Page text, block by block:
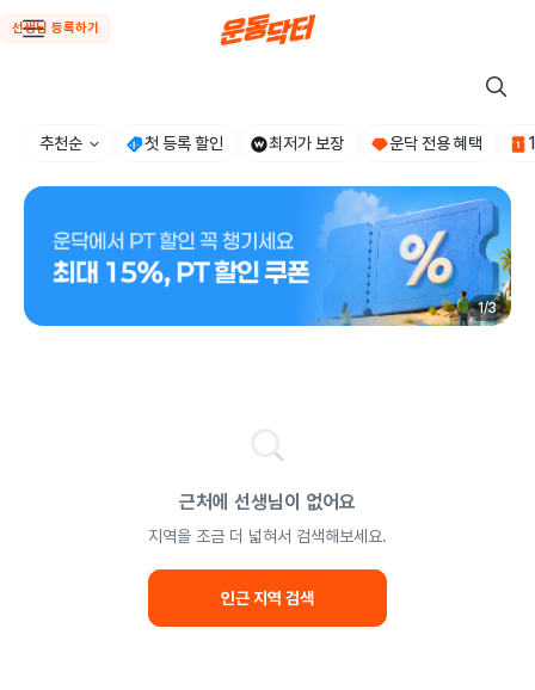
선생님 등록하기
추천순 첫 등록 할인 최저가 보장 운닥 전용 혜택
1/3
근처에 선생님이 없어요
지역을 조금 더 넓혀서 검색해보세요.
인근 지역 검색